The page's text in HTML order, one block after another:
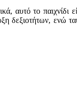
αυτό το παιχνίδι
δεξιοτήτων, ενώ